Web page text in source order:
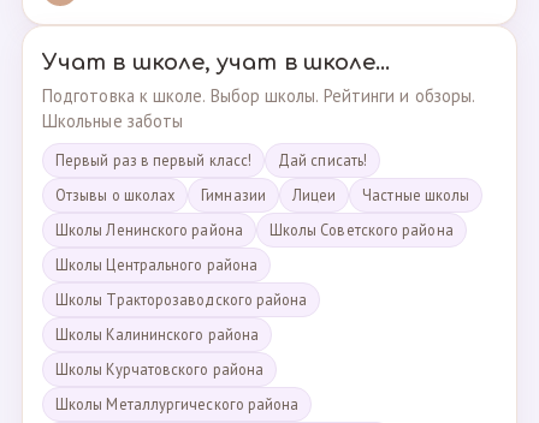
Учат в школе, учат в школе...
Подготовка к школе. Выбор школы. Рейтинги и обзоры.
Школьные заботы
Первый раз в первый класс!
Дай списать!
Отзывы о школах
Гимназии Лицеи
Частные школы
Школы Ленинского района
Школы Советского района
Школы Центрального района
Школы Тракторозаводского района
Школы Калининского района
Школы Курчатовского района
Школы Металлургического района